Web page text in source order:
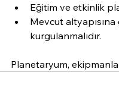
Eğitim ve etkinlik
Mevcut
kurgulanmalıdır.
Planetaryum, ekipmanla